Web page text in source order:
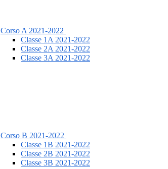
Corso A 2021-2022
Classe 1A 2021-2022
Classe 2A 2021-2022
Classe 3A 2021-2022
Corso B 2021-2022
Classe 1B 2021-2022
Classe 2B 2021-2022
Classe 3B 2021-2022